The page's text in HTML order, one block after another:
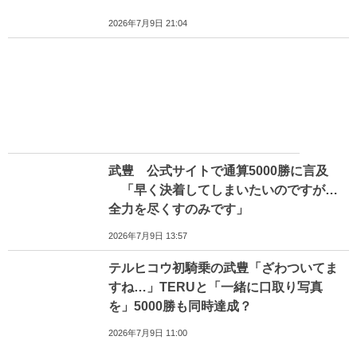
2026年7月9日 21:04
武豊 公式サイトで通算5000勝に言及
「早く決着してしまいたいのですが…
全力を尽くすのみです」
2026年7月9日 13:57
テルヒコウ初騎乗の武豊「ざわついてま
すね…」TERUと「一緒に口取り写真
を」5000勝も同時達成？
2026年7月9日 11:00